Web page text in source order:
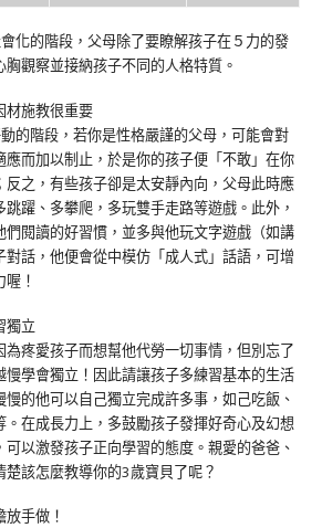
化的階段，父母除了要瞭解孩子在５力的發
觀察並接納孩子不同的人格特質。
材施教很重要
的階段，若你是性格嚴謹的父母，可能會對
而加以制止，於是你的孩子便「不敢」在你
之，有些孩子卻是太安靜內向，父母此時應
躍、多攀爬，多玩雙手走路等遊戲。此外，
閱讀的好習慣，並多與他玩文字遊戲（如講
話，他便會從中模仿「成人式」話語，可增
！
獨立
疼愛孩子而想幫他代勞一切事情，但別忘了
學會獨立！因此請讓孩子多練習基本的生活
的他可以自己獨立完成許多事，如己吃飯、
。在成長力上，多鼓勵孩子發揮好奇心及幻想
以激發孩子正向學習的態度。親愛的爸爸、
該怎麼教導你的3歲寶貝了呢？
手做！